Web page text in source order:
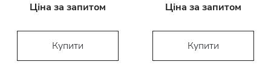
Ціна за запитом
Купити
Ціна за запитом
Купити